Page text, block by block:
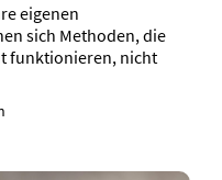
eigenen
sich Methoden, die
funktionieren, nicht